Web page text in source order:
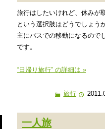
旅行はしたいけれど、休みが
という選択肢はどうでしょう
主にバスでの移動になるので
です。
“日帰り旅行” の詳細は »
旅行
一人旅